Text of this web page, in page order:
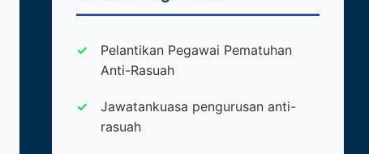
Pelantikan Pegawai Pematuhan
Anti-Rasuah
Jawatankuasa pengurusan anti-
rasuah